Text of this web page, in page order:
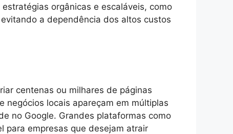
orgânicas e escaláveis, como
a dependência dos altos custos
centenas ou milhares de páginas
negócios locais apareçam em múltiplas
no Google. Grandes plataformas como
para empresas que desejam atrair